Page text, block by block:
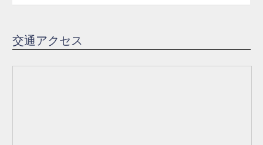
交通アクセス